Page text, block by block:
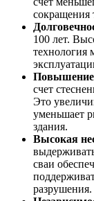
сокращения
100 лет.
технология
Повышение
счет
Это
уменьшает
здания.
Высокая
сваи
разрушения.